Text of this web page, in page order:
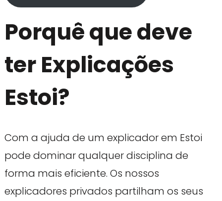
Porquê que deve
ter Explicações
Estoi?
Com a ajuda de um explicador em Estoi
pode dominar qualquer disciplina de
forma mais eficiente. Os nossos
explicadores privados partilham os seus